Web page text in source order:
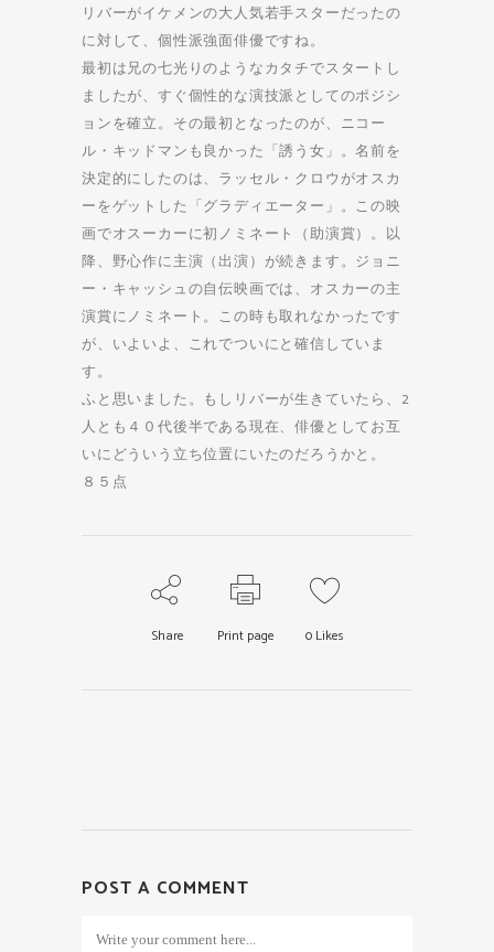
リバーがイケメンの大人気若手スターだったの
に対して、個性派強面俳優ですね。
最初は兄の七光りのようなカタチでスタートし
ましたが、すぐ個性的な演技派としてのポジシ
ョンを確立。その最初となったのが、ニコー
ル・キッドマンも良かった「誘う女」。名前を
決定的にしたのは、ラッセル・クロウがオスカ
ーをゲットした「グラディエーター」。この映
画でオスーカーに初ノミネート（助演賞）。以
降、野心作に主演（出演）が続きます。ジョニ
ー・キャッシュの自伝映画では、オスカーの主
演賞にノミネート。この時も取れなかったです
が、いよいよ、これでついにと確信していま
す。
ふと思いました。もしリバーが生きていたら、2
人とも４０代後半である現在、俳優としてお互
いにどういう立ち位置にいたのだろうかと。
８５点
Share Print page 0Likes
POST A COMMENT